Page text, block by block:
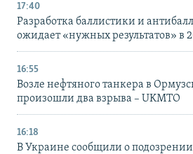
17:40
Разработка баллистики и
ожидает «нужных результатов» в
16:55
Возле нефтяного танкера в
произошли два взрыва – UKMTO
16:18
В Украине сообщили о